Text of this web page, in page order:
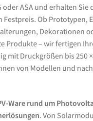
oder ASA und erhalten Sie
Ob Prototypen,
Dekorationen
Produkte – wir fertigen
mit Druckgrößen bis 250
von Modellen und
Ware rund um
. Von